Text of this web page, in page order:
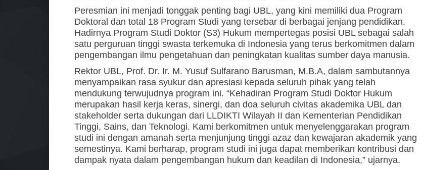
Peresmian ini menjadi tonggak penting bagi UBL, yang kini memiliki dua Program
Doktoral dan total 18 Program Studi yang tersebar di berbagai jenjang pendidikan.
Hadirnya Program Studi Doktor (S3) Hukum mempertegas posisi UBL sebagai salah
satu perguruan tinggi swasta terkemuka di Indonesia yang terus berkomitmen dalam
pengembangan ilmu pengetahuan dan peningkatan kualitas sumber daya manusia.
Rektor UBL, Prof. Dr. Ir. M. Yusuf Sulfarano Barusman, M.B.A, dalam sambutannya
menyampaikan rasa syukur dan apresiasi kepada seluruh pihak yang telah
mendukung terwujudnya program ini. “Kehadiran Program Studi Doktor Hukum
merupakan hasil kerja keras, sinergi, dan doa seluruh civitas akademika UBL dan
stakeholder serta dukungan dari LLDIKTI Wilayah II dan Kementerian Pendidikan
Tinggi, Sains, dan Teknologi. Kami berkomitmen untuk menyelenggarakan program
studi ini dengan amanah serta menjunjung tinggi azaz dan kewajaran akademik yang
semestinya. Kami berharap, program studi ini juga dapat memberikan kontribusi dan
dampak nyata dalam pengembangan hukum dan keadilan di Indonesia,” ujarnya.